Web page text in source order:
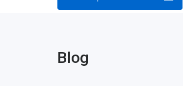
Blog